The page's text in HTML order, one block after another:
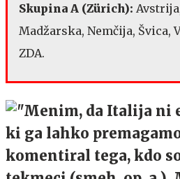
Skupina A (Zürich):
Madžarska, Nemčija, Švica,
ZDA.